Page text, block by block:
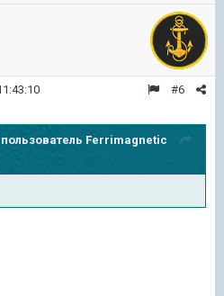
#6
Ferrimagnetic